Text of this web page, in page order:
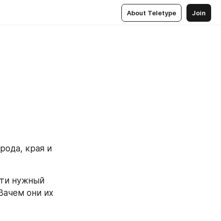
About Teletype Join
края и
нужный
они их